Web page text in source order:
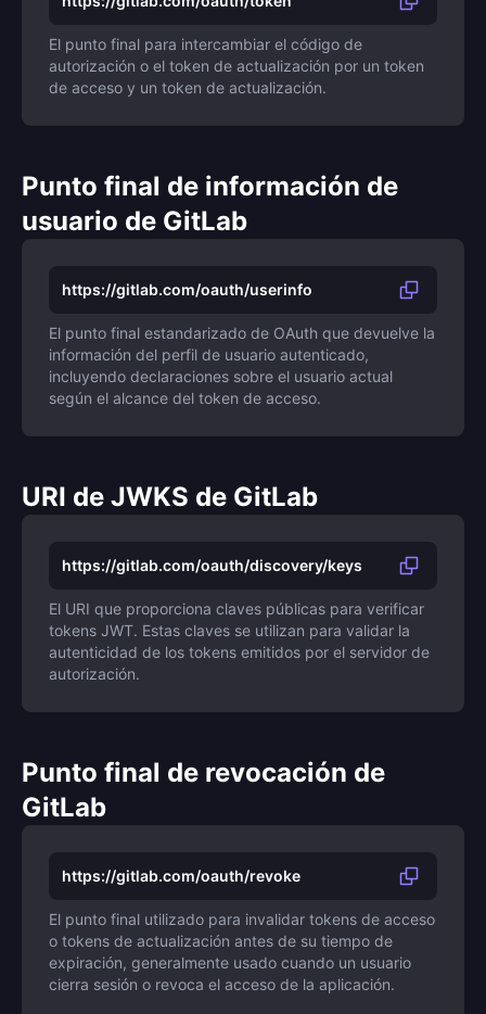
El punto final para intercambiar el código de
autorización o el token de actualización por un token
de acceso y un token de actualización.
Punto final de información de
usuario de GitLab
https://gitlab.com/oauth/userinfo
El punto final estandarizado de OAuth que devuelve la
información del perfil de usuario autenticado,
incluyendo declaraciones sobre el usuario actual
según el alcance del token de acceso.
URI de JWKS de GitLab
https://gitlab.com/oauth/discovery/keys
El URI que proporciona claves públicas para verificar
tokens JWT. Estas claves se utilizan para validar la
autenticidad de los tokens emitidos por el servidor de
autorización.
Punto final de revocación de
GitLab
https://gitlab.com/oauth/revoke
El punto final utilizado para invalidar tokens de acceso
o tokens de actualización antes de su tiempo de
expiración, generalmente usado cuando un usuario
cierra sesión o revoca el acceso de la aplicación.